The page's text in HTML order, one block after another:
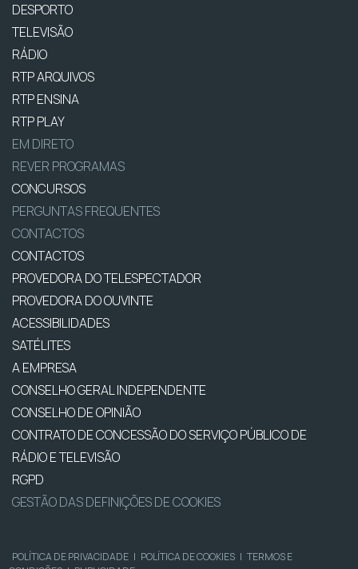
DESPORTO
TELEVISÃO
RÁDIO
RTP ARQUIVOS
RTP ENSINA
RTP PLAY
EM DIRETO
REVER PROGRAMAS
CONCURSOS
PERGUNTAS FREQUENTES
CONTACTOS
CONTACTOS
PROVEDORA DO TELESPECTADOR
PROVEDORA DO OUVINTE
ACESSIBILIDADES
SATÉLITES
A EMPRESA
CONSELHO GERAL INDEPENDENTE
CONSELHO DE OPINIÃO
CONTRATO DE CONCESSÃO DO SERVIÇO PÚBLICO DE
RÁDIO E TELEVISÃO
RGPD
GESTÃO DAS DEFINIÇÕES DE COOKIES
POLÍTICA DE PRIVACIDADE | POLÍTICA DE COOKIES | TERMOS E